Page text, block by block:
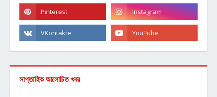
সাপ্তাহিক আলোচিত খবর